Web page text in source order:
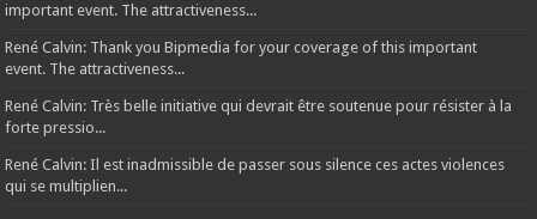
important event. The attractiveness...
René Calvin: Thank you Bipmedia for your coverage of this important
event. The attractiveness...
René Calvin: Très belle initiative qui devrait être soutenue pour résister à la
forte pressio...
René Calvin: Il est inadmissible de passer sous silence ces actes violences
qui se multiplien...